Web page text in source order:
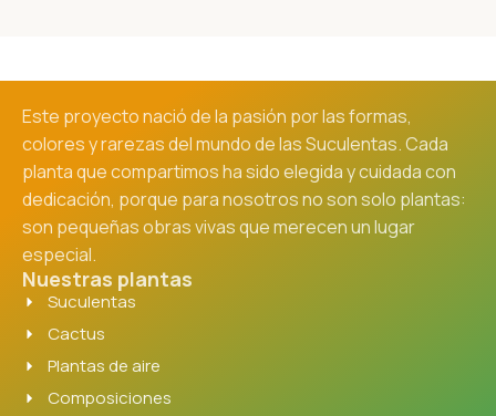
Este proyecto nació de la pasión por las formas,
colores y rarezas del mundo de las Suculentas. Cada
planta que compartimos ha sido elegida y cuidada con
dedicación, porque para nosotros no son solo plantas:
son pequeñas obras vivas que merecen un lugar
especial.
Nuestras plantas
Suculentas
Cactus
Plantas de aire
Composiciones